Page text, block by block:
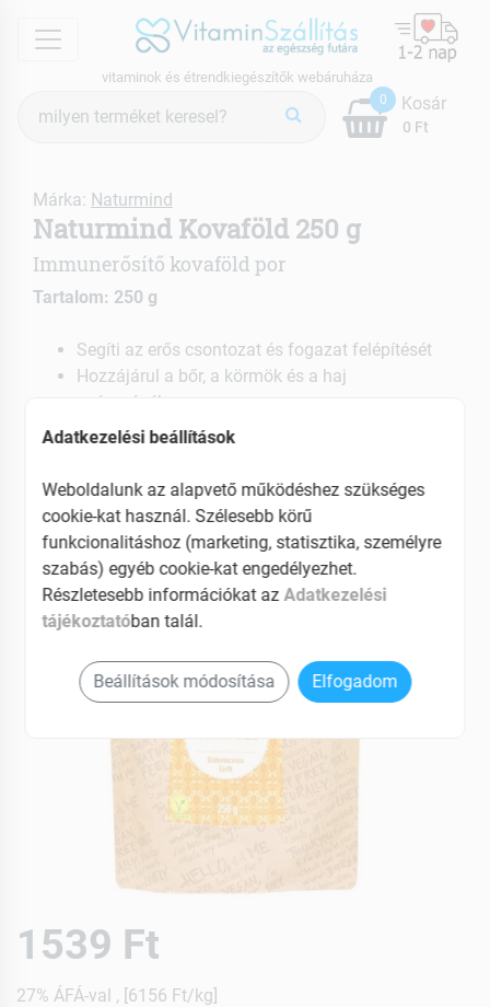
menu
vitaminok és étrendkiegészítők webáruháza
keresés
0
0 Ft
Kosár
Márka: Naturmind
Naturmind Kovaföld 250 g
Immunerősítő kovaföld por
Tartalom: 250 g
Segíti az erős csontozat és fogazat felépítését
Hozzájárul a bőr, a körmök és a haj
egészségéhez
Segíz az anyagcsere helyreállításában
1539 Ft
27% ÁFÁ-val , [6156 Ft/kg]
Adatkezelési beállítások
Weboldalunk az alapvető működéshez szükséges
cookie-kat használ. Szélesebb körű
funkcionalitáshoz (marketing, statisztika, személyre
szabás) egyéb cookie-kat engedélyezhet.
Részletesebb információkat azAdatkezelési
tájékoztatóban talál.
Beállítások módosítása Elfogadom